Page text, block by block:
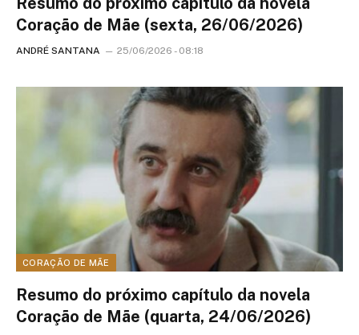
Coração de Mãe (sexta, 26/06/2026)
ANDRÉ SANTANA 25/06/2026 - 08:18
CORAÇÃO DE MÃE
Resumo do próximo capítulo da novela
Coração de Mãe (quarta, 24/06/2026)